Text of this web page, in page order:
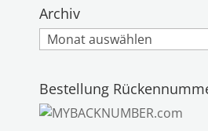
Archiv
Archiv
Bestellung